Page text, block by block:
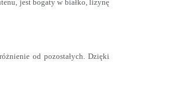
jest bogaty w białko, lizynę
od pozostałych. Dzięki